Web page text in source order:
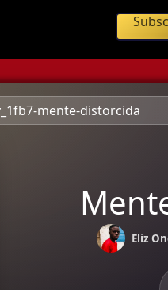
mente-distorcida
Eliz